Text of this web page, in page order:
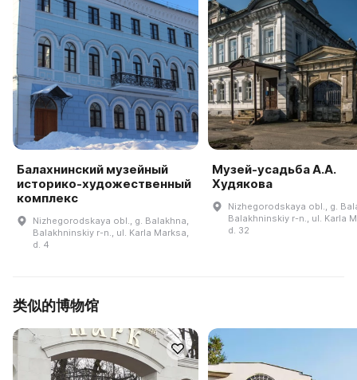
Балахнинский музейный
историко-художественный
комплекс
Nizhegorodskaya obl., g. Balakhna,
Balakhninskiy r-n., ul. Karla Marksa,
d. 4
Музей-усадьба А.А.
Худякова
Nizhegorodskaya obl., g.
Balakhninskiy r-n., ul. Karla
d. 32
类似的博物馆